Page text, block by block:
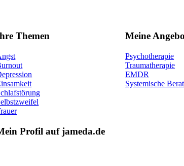
Themen Meine
Psychotherapie
Traumatherapie
EMDR
Systemische
Profil auf jameda.de